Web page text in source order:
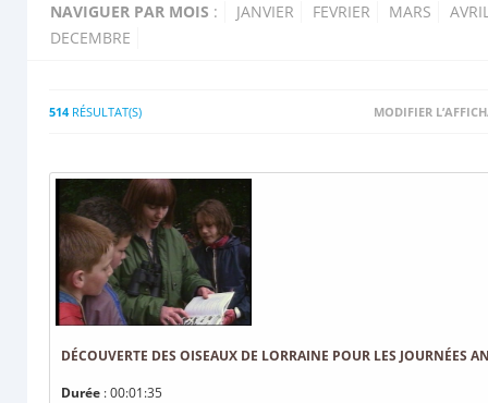
NAVIGUER PAR MOIS : JANVIER FEVRIER MARS
DECEMBRE
514RÉSULTAT(S) MODIFIER
DÉCOUVERTE DES OISEAUX DE LORRAINE POUR LES JOURNÉES
Durée : 00:01:35